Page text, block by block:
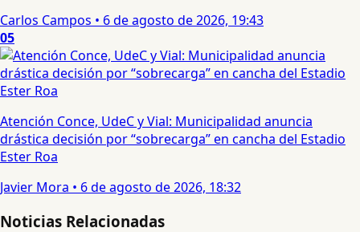
Carlos Campos • 6 de agosto de 2026, 19:43
05
Atención Conce, UdeC y Vial: Municipalidad anuncia
drástica decisión por “sobrecarga” en cancha del Estadio
Ester Roa
Javier Mora • 6 de agosto de 2026, 18:32
Noticias Relacionadas